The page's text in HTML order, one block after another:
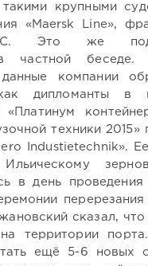
крупными
«Мaеrsk Line»,
Это же
в частной
компании
дипломанты в
«Платинум
техники 2015»
Industietechnik».
в день проведения
перерезания
сказал,
территории
ещё 5-6 новых